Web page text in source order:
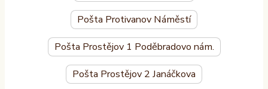
Pošta Protivanov Náměstí
Pošta Prostějov 1 Poděbradovo nám.
Pošta Prostějov 2 Janáčkova